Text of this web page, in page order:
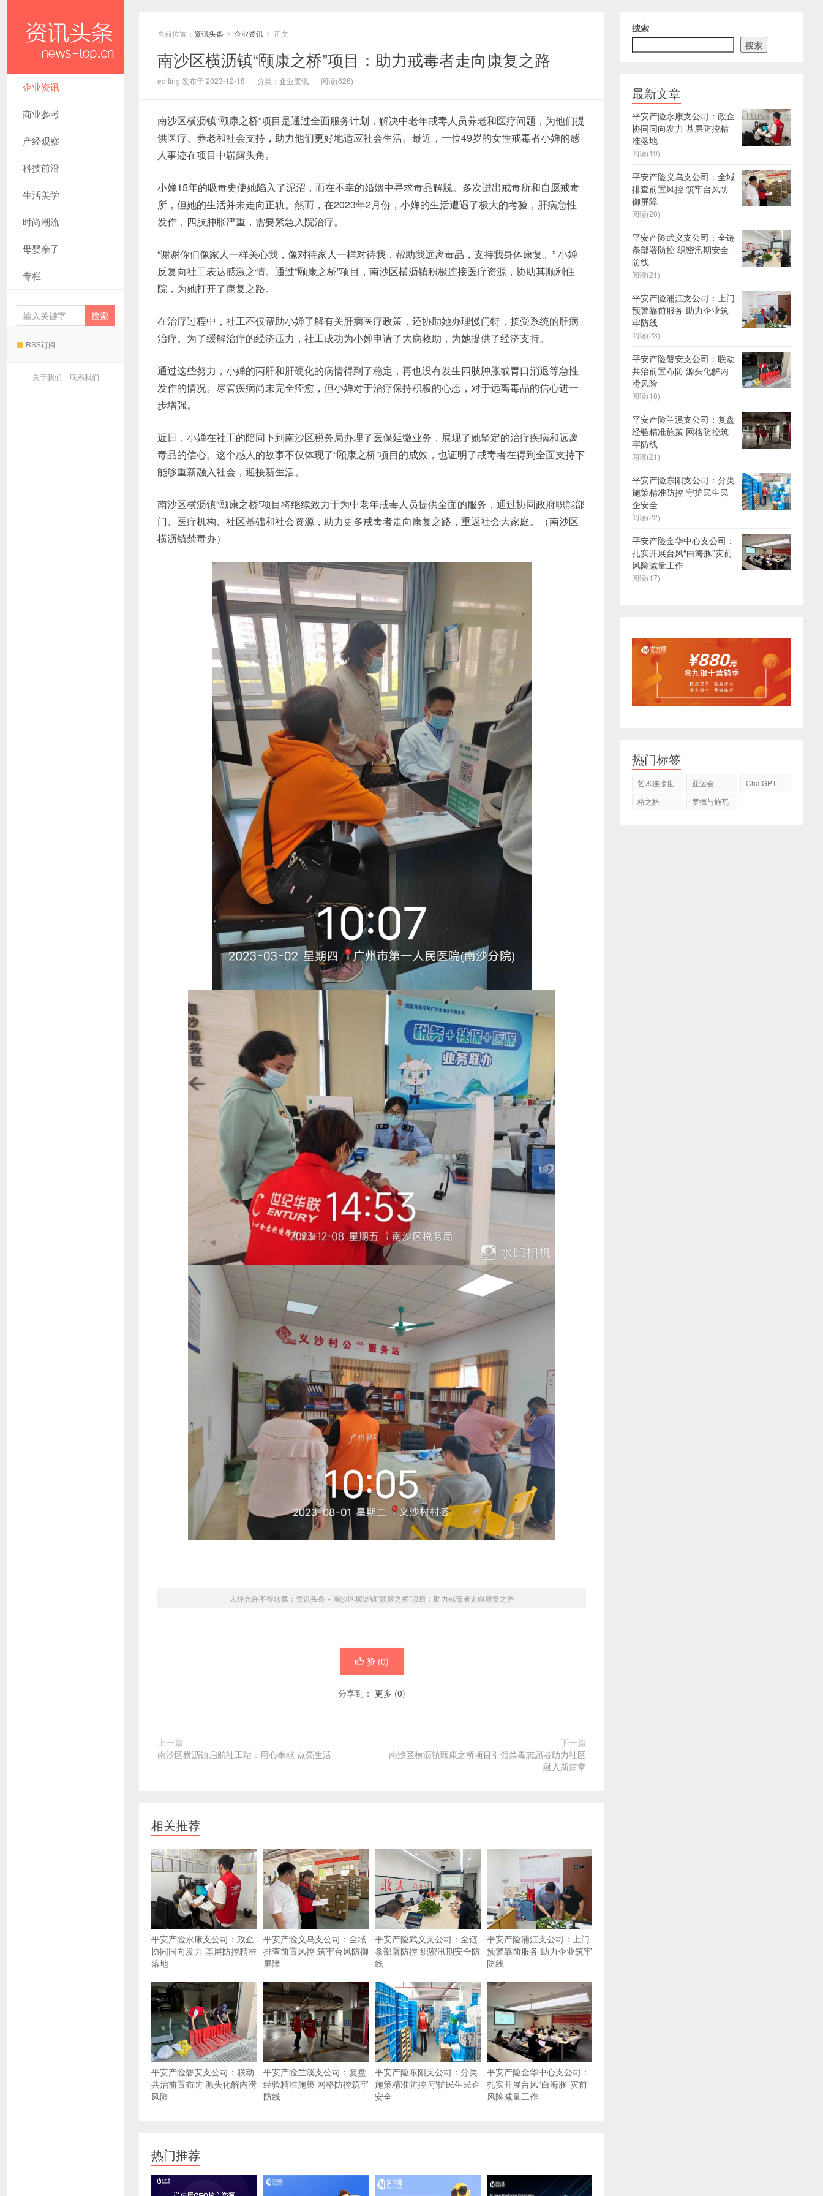
企业资讯
商业参考
产经观察
科技前沿
生活美学
时尚潮流
母婴亲子
专栏
RSS订阅
关于我们 | 联系我们
当前位置： 资讯头条 > 企业资讯 > 正文
南沙区横沥镇“颐康之桥”项目：助力戒毒者走向康复之路
editing 发布于 2023-12-18 分类： 企业资讯 阅读(626)
南沙区横沥镇“颐康之桥”项目是通过全面服务计划，解决中老年戒毒人员养老和医疗问题，为他们提
供医疗、养老和社会支持，助力他们更好地适应社会生活。最近，一位49岁的女性戒毒者小婵的感
人事迹在项目中崭露头角。
小婵15年的吸毒史使她陷入了泥沼，而在不幸的婚姻中寻求毒品解脱。多次进出戒毒所和自愿戒毒
所，但她的生活并未走向正轨。然而，在2023年2月份，小婵的生活遭遇了极大的考验，肝病急性
发作，四肢肿胀严重，需要紧急入院治疗。
“谢谢你们像家人一样关心我，像对待家人一样对待我，帮助我远离毒品，支持我身体康复。” 小婵
反复向社工表达感激之情。通过“颐康之桥”项目，南沙区横沥镇积极连接医疗资源，协助其顺利住
院，为她打开了康复之路。
在治疗过程中，社工不仅帮助小婵了解有关肝病医疗政策，还协助她办理慢门特，接受系统的肝病
治疗。为了缓解治疗的经济压力，社工成功为小婵申请了大病救助，为她提供了经济支持。
通过这些努力，小婵的丙肝和肝硬化的病情得到了稳定，再也没有发生四肢肿胀或胃口消退等急性
发作的情况。尽管疾病尚未完全痊愈，但小婵对于治疗保持积极的心态，对于远离毒品的信心进一
步增强。
近日，小婵在社工的陪同下到南沙区税务局办理了医保延缴业务，展现了她坚定的治疗疾病和远离
毒品的信心。这个感人的故事不仅体现了“颐康之桥”项目的成效，也证明了戒毒者在得到全面支持下
能够重新融入社会，迎接新生活。
南沙区横沥镇“颐康之桥”项目将继续致力于为中老年戒毒人员提供全面的服务，通过协同政府职能部
门、医疗机构、社区基础和社会资源，助力更多戒毒者走向康复之路，重返社会大家庭。（南沙区
横沥镇禁毒办）
未经允许不得转载： 资讯头条 » 南沙区横沥镇“颐康之桥”项目：助力戒毒者走向康复之路
赞 (0)
分享到： 更多 (0)
上一篇
南沙区横沥镇启航社工站：用心奉献 点亮生活
下一篇
南沙区横沥镇颐康之桥项目引领禁毒志愿者助力社区
融入新篇章
相关推荐
平安产险永康支公司：政企
协同同向发力 基层防控精准
落地
平安产险义乌支公司：全域
排查前置风控 筑牢台风防御
屏障
平安产险武义支公司：全链
条部署防控 织密汛期安全防
线
平安产险浦江支公司：上门
预警靠前服务 助力企业筑牢
防线
平安产险磐安支公司：联动
共治前置布防 源头化解内涝
风险
平安产险兰溪支公司：复盘
经验精准施策 网格防控筑牢
防线
平安产险东阳支公司：分类
施策精准防控 守护民生民企
安全
平安产险金华中心支公司：
扎实开展台风“白海豚”灾前
风险减量工作
热门推荐
搜索
搜索
最新文章
平安产险永康支公司：政企
协同同向发力 基层防控精
准落地
阅读(19)
平安产险义乌支公司：全域
排查前置风控 筑牢台风防
御屏障
阅读(20)
平安产险武义支公司：全链
条部署防控 织密汛期安全
防线
阅读(21)
平安产险浦江支公司：上门
预警靠前服务 助力企业筑
牢防线
阅读(23)
平安产险磐安支公司：联动
共治前置布防 源头化解内
涝风险
阅读(18)
平安产险兰溪支公司：复盘
经验精准施策 网格防控筑
牢防线
阅读(21)
平安产险东阳支公司：分类
施策精准防控 守护民生民
企安全
阅读(22)
平安产险金华中心支公司：
扎实开展台风“白海豚”灾前
风险减量工作
阅读(17)
热门标签
艺术连接世
亚运会
ChatGPT
格之格
罗德与施瓦